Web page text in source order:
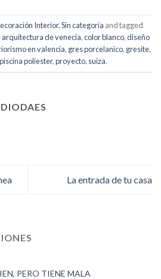
Interior,Sin categoría and tagged
arquitectura de venecia,color blanco,diseño
en valencia, gres porcelanico, gresite,
piscina poliester,proyecto, suiza.
La entrada de tu casa
PERO TIENE MALA